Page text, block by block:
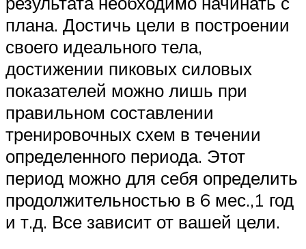
плана. Достичь цели в построении
своего идеального тела,
достижении пиковых силовых
показателей можно лишь при
правильном составлении
тренировочных схем в течении
определенного периода. Этот
период можно для себя определить
продолжительностью в 6 мес.,1 год
и т.д. Все зависит от вашей цели.